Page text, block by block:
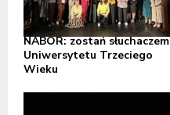
NABÓR: zostań słuchaczem
Uniwersytetu Trzeciego
Wieku